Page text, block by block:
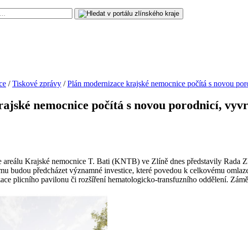
/Tiskové zprávy /Plán modernizace krajské nemocnice počítá s novou
nemocnice počítá s novou porodnicí,
areálu Krajské nemocnice T. Bati (KNTB) ve Zlíně dnes představily
budou předcházet významné investice, které povedou k celkovému
plicního pavilonu či rozšíření hematologicko-transfuzního oddělení.